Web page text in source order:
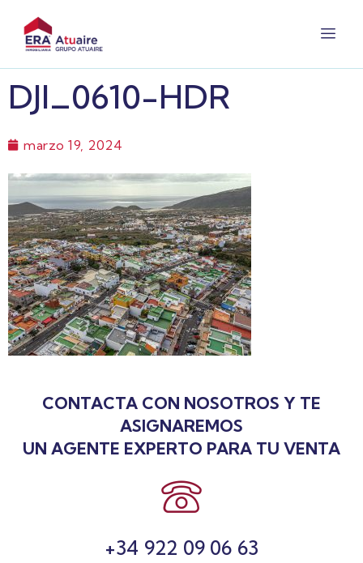
DJI_0610-HDR
marzo 19, 2024
CONTACTA CON NOSOTROS Y TE
ASIGNAREMOS
UN AGENTE EXPERTO PARA TU VENTA
+34 922 09 06 63